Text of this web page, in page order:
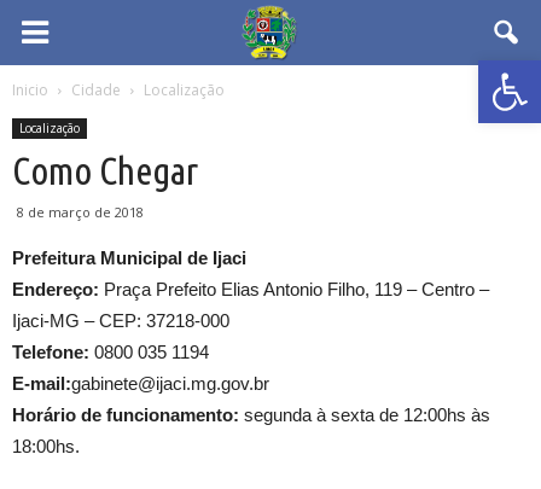
Abrir
Inicio Cidade Localização
Localização
Como Chegar
8 de março de 2018
Prefeitura Municipal de Ijaci
Endereço: Praça Prefeito Elias Antonio Filho, 119 – Centro –
Ijaci-MG – CEP: 37218-000
Telefone: 0800 035 1194
E-mail:gabinete@ijaci.mg.gov.br
Horário de funcionamento: segunda à sexta de 12:00hs às
18:00hs.